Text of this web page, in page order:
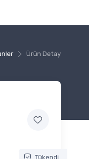
Ürün Detay
Tükendi